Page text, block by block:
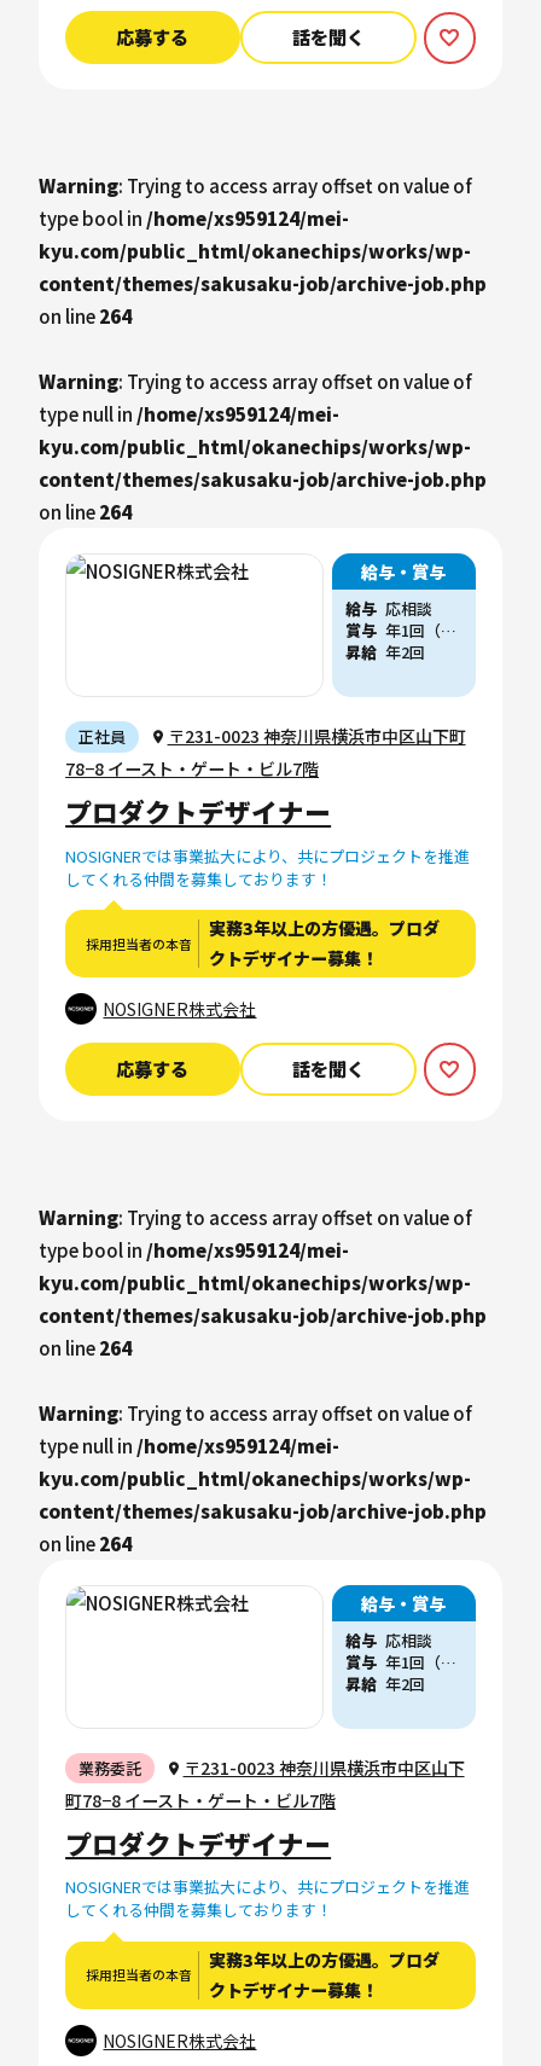
応募する 話を聞く
Warning: Trying to access array offset on value of
type bool in /home/xs959124/mei-
kyu.com/public_html/okanechips/works/wp-
content/themes/sakusaku-job/archive-job.php
on line264
Warning: Trying to access array offset on value of
type null in /home/xs959124/mei-
kyu.com/public_html/okanechips/works/wp-
content/themes/sakusaku-job/archive-job.php
on line264
給与・賞与
給与 応相談
賞与
年1回（他、会社業績に応じた賞与支給実績あり）
昇給 年2回
正社員
〒231-0023 神奈川県横浜市中区山下町
78−8 イースト・ゲート・ビル7階
プロダクトデザイナー
NOSIGNERでは事業拡大により、共にプロジェクトを推進
してくれる仲間を募集しております！
採用担当者の本音
実務3年以上の方優遇。プロダ
クトデザイナー募集！
NOSIGNER株式会社
応募する 話を聞く
Warning: Trying to access array offset on value of
type bool in /home/xs959124/mei-
kyu.com/public_html/okanechips/works/wp-
content/themes/sakusaku-job/archive-job.php
on line264
Warning: Trying to access array offset on value of
type null in /home/xs959124/mei-
kyu.com/public_html/okanechips/works/wp-
content/themes/sakusaku-job/archive-job.php
on line264
給与・賞与
給与 応相談
賞与
年1回（他、会社業績に応じた賞与支給実績あり）
昇給 年2回
業務委託
〒231-0023 神奈川県横浜市中区山下
町78−8 イースト・ゲート・ビル7階
プロダクトデザイナー
NOSIGNERでは事業拡大により、共にプロジェクトを推進
してくれる仲間を募集しております！
採用担当者の本音
実務3年以上の方優遇。プロダ
クトデザイナー募集！
NOSIGNER株式会社